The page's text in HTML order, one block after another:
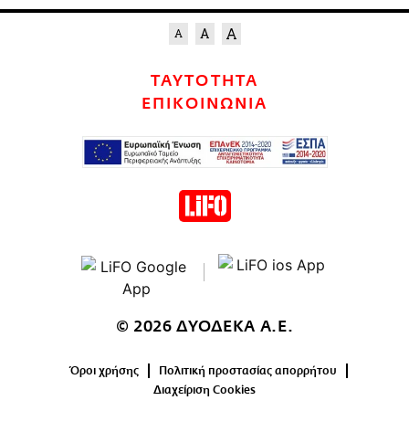
ΤΑΥΤΟΤΗΤΑ
ΕΠΙΚΟΙΝΩΝΙΑ
© 2026 ΔΥΟΔΕΚΑ Α.Ε.
Όροι χρήσης
Πολιτική προστασίας απορρήτου
Διαχείριση Cookies